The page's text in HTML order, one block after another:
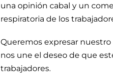
una opinión cabal y un
respiratoria de los
Queremos expresar
nos une el deseo de que
trabajadores.